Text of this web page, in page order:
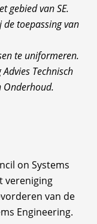
gebied van SE.
toepassing van
te uniformeren.
Technisch
Onderhoud.
on Systems
vereniging
van de
Engineering.